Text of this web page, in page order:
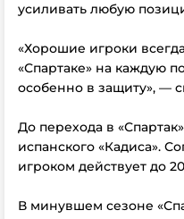
усиливать любую
«Хорошие игроки
«Спартаке» на каждую
особенно в защиту», —
До перехода в
испанского «Кадиса».
игроком действует до
В минувшем сезоне